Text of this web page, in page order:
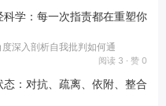
科学：每一次指责都在重塑你
深入剖析自我批判如何通
阅读 3 · 赞 0
态：对抗、疏离、依附、整合